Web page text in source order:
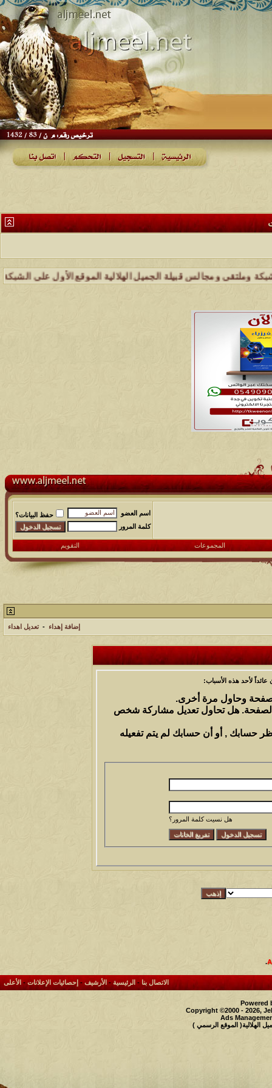
ومجالس قبيلة الجميل الهلالية الموقع الأول على الشبكة
اسم العضو
حفظ البيانات؟
كلمة المرور
المجموعات التقويم
إضافة إهداء - تعديل اهداء
لأحد هذه الأسباب:
وحاول مرة أخرى.
الصفحة. هل تحاول تعديل مشاركة شخص
حسابك , أو أن حسابك لم يتم تفعيله
هل نسيت كلمة المرور؟
.
الاتصال بنا- الرئيسية-الأرشيف- إحصائيات الإعلانات- الأعلى
Powered
Copyright ©2000 - 2026,
Ads
الهلالية( الموقع الرسمي )